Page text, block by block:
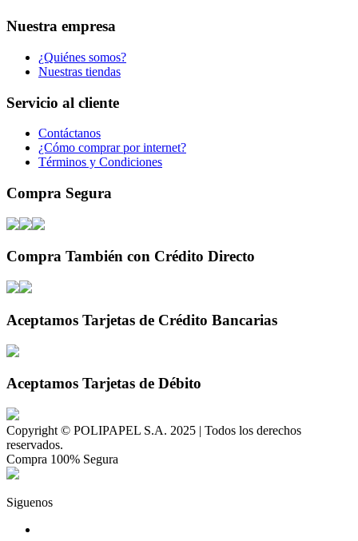
Nuestra empresa
¿Quiénes somos?
Nuestras tiendas
Servicio al cliente
Contáctanos
¿Cómo comprar por internet?
Términos y Condiciones
Compra Segura
Compra También con Crédito Directo
Aceptamos Tarjetas de Crédito Bancarias
Aceptamos Tarjetas de Débito
Copyright © POLIPAPEL S.A. 2025 | Todos los derechos
reservados.
Compra 100% Segura
Siguenos